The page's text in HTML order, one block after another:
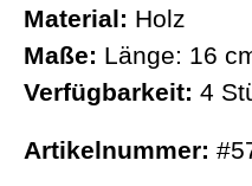
Material: Holz
Maße: Länge: 16
Verfügbarkeit: 4
Artikelnummer: